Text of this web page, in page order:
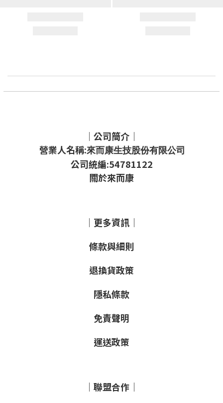
｜公司簡介｜
營業人名稱:來而康生技股份有限公司
公司統編:54781122
關於來而康
｜更多資訊｜
條款與細則
退換貨政策
隱私條款
免責聲明
運送政策
｜聯盟合作｜